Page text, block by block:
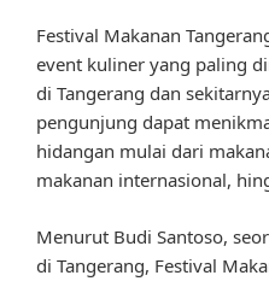
Festival Makanan
event kuliner yang paling
di Tangerang dan
pengunjung dapat
hidangan mulai dari
makanan internasional,
Menurut Budi Santoso,
di Tangerang, Festival